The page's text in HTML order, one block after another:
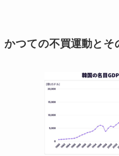
かつての不買運動とそ